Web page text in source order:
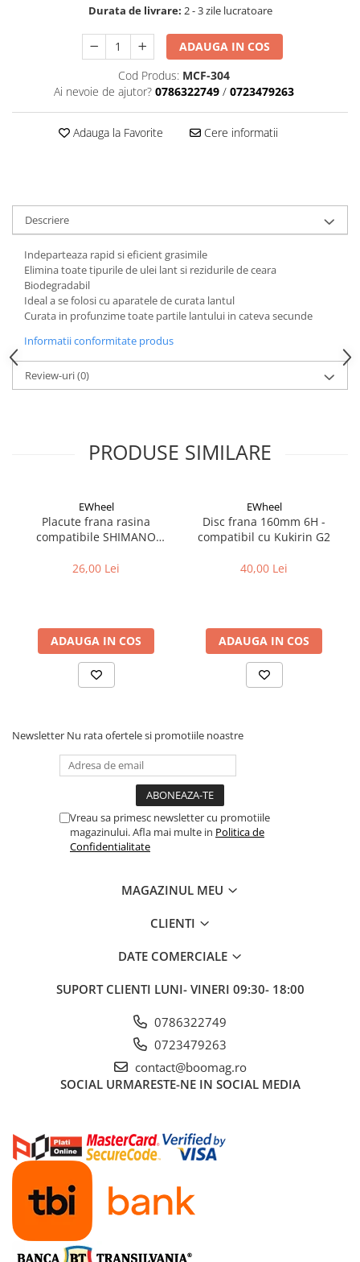
Produse intretinere bicicleta
Accesorii biciclete copii
Claxon bicicleta
Bidoane si suporti bicicleta
Suport telefon bicicleta
Oglinzi bicicleta
Suport bicicleta
Lumini bicicleta
Computer bicicleta
Piese biciclete
Anvelopa bicicleta
Camera bicicleta
Pinioane
Mansoane si ghidolina
Pedale bicicleta
Cuvete bicicleta
Furci bicicleta
Placute frana bicicleta
Discuri frana bicicleta
Saboti frana bicicleta
Frane pe disc
Accesorii frane bicicleta
Angrenaje bicicleta
Foi angrenaj
Brat pedalier
Schimbator de viteze bicicleta
Schimbatoare fata
Schimbatoare spate
Manete schimbator si frana
Manete frana bicicleta
Durata de livrare: 2 - 3 zile lucratoare
ADAUGA IN COS
Cod Produs: MCF-304
Ai nevoie de ajutor? 0786322749 / 0723479263
Adauga la Favorite Cere informatii
Descriere
Indeparteaza rapid si eficient grasimile
Elimina toate tipurile de ulei lant si rezidurile de ceara
Biodegradabil
Ideal a se folosi cu aparatele de curata lantul
Curata in profunzime toate partile lantului in cateva secunde
Informatii conformitate produs
Review-uri(0)
PRODUSE SIMILARE
EWheel
Placute frana rasina
compatibile SHIMANO
G2/G4 2025)
26,00 Lei
ADAUGA IN COS
EWheel
Disc frana 160mm 6H -
compatibil cu Kukirin G2
40,00 Lei
ADAUGA IN COS
Newsletter Nu rata ofertele si promotiile noastre
Vreau sa primesc newsletter cu promotiile
magazinului. Afla mai multe in Politica de
Confidentialitate
MAGAZINUL MEU
CLIENTI
DATE COMERCIALE
SUPORT CLIENTI LUNI- VINERI 09:30- 18:00
0786322749
0723479263
contact@boomag.ro
SOCIAL URMARESTE-NE IN SOCIAL MEDIA